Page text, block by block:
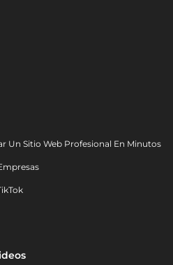
Un Sitio Web Profesional En Minutos